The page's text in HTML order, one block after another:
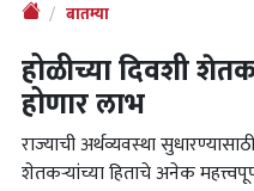
बातम्या
होळीच्या दिवशी
होणार लाभ
राज्याची अर्थव्यवस्था
शेतकऱ्यांच्या हिताचे अनेक